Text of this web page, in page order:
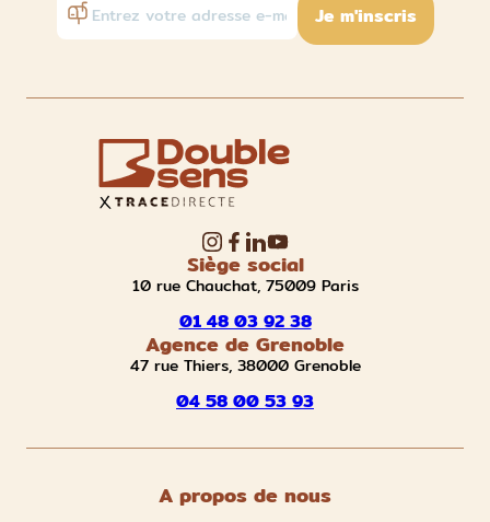
Je m'inscris
Siège social
10 rue Chauchat, 75009 Paris
01 48 03 92 38
Agence de Grenoble
47 rue Thiers, 38000 Grenoble
04 58 00 53 93
A propos de nous